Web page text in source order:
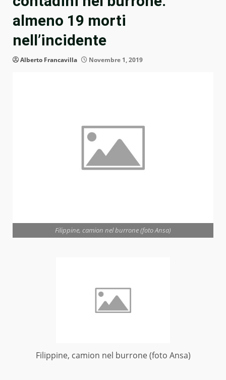
almeno 19 morti
nell’incidente
Alberto Francavilla Novembre 1, 2019
Filippine, camion nel burrone (foto Ansa)
Filippine, camion nel burrone (foto Ansa)